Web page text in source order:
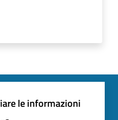
le informazioni